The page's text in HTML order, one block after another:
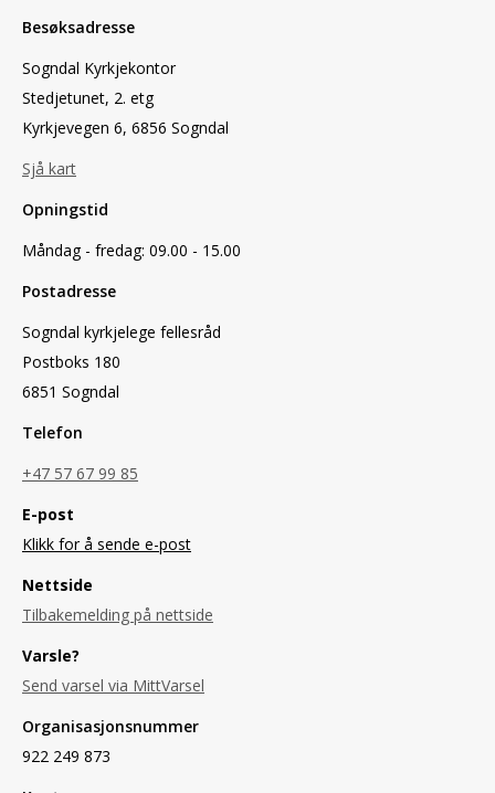
Besøksadresse
Sogndal Kyrkjekontor
Stedjetunet, 2. etg
Kyrkjevegen 6, 6856 Sogndal
Sjå kart
Opningstid
Måndag - fredag: 09.00 - 15.00
Postadresse
Sogndal kyrkjelege fellesråd
Postboks 180
6851 Sogndal
Telefon
+47 57 67 99 85
E-post
Klikk for å sende e-post
Nettside
Tilbakemelding på nettside
Varsle?
Send varsel via MittVarsel
Organisasjonsnummer
922 249 873